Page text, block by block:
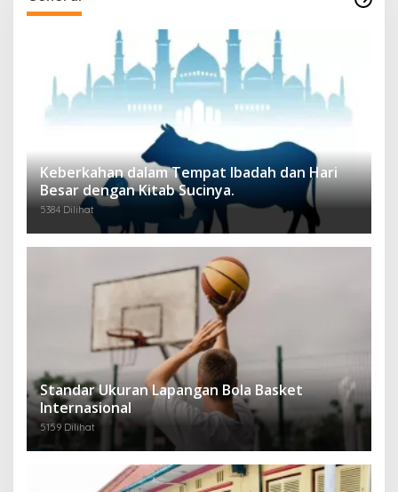
Keberkahan dalam Tempat Ibadah dan Hari
Besar dengan Kitab Sucinya.
5384 Dilihat
Standar Ukuran Lapangan Bola Basket
Internasional
5159 Dilihat